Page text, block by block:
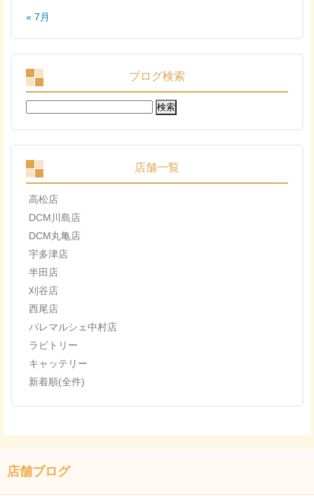
« 7月
ブログ検索
検
索:
店舗一覧
高松店
DCM川島店
DCM丸亀店
宇多津店
半田店
刈谷店
西尾店
パレマルシェ中村店
ラビトリー
キャッテリー
新着順(全件)
店舗ブログ